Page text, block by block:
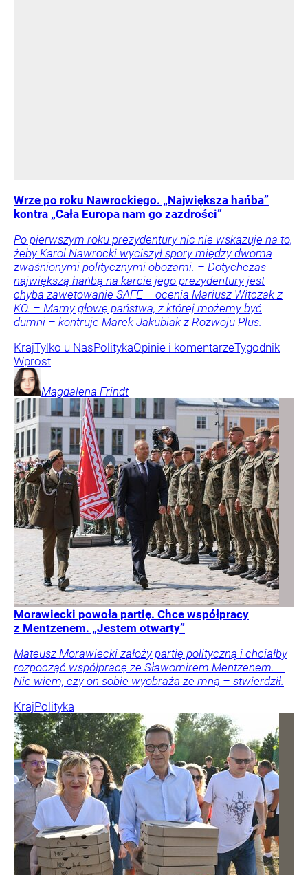
Wrze po roku Nawrockiego. „Największa hańba”
kontra „Cała Europa nam go zazdrości”
Po pierwszym roku prezydentury nic nie wskazuje na to,
żeby Karol Nawrocki wyciszył spory między dwoma
zwaśnionymi politycznymi obozami. – Dotychczas
największą hańbą na karcie jego prezydentury jest
chyba zawetowanie SAFE – ocenia Mariusz Witczak z
KO. – Mamy głowę państwa, z której możemy być
dumni – kontruje Marek Jakubiak z Rozwoju Plus.
KrajTylko u NasPolitykaOpinie i komentarzeTygodnik
Wprost
Magdalena Frindt
Morawiecki powoła partię. Chce współpracy
z Mentzenem. „Jestem otwarty”
Mateusz Morawiecki założy partię polityczną i chciałby
rozpocząć współpracę ze Sławomirem Mentzenem. –
Nie wiem, czy on sobie wyobraża ze mną – stwierdził.
KrajPolityka